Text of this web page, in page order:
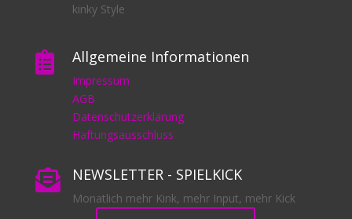
kinky Style
 Allgemeine Informationen
Impressum
AGB
Datenschutzerklärung
Haftungsausschluss
 NEWSLETTER - SPIELKICK
Monatlich mehr Kink, mehr Input, mehr Kick